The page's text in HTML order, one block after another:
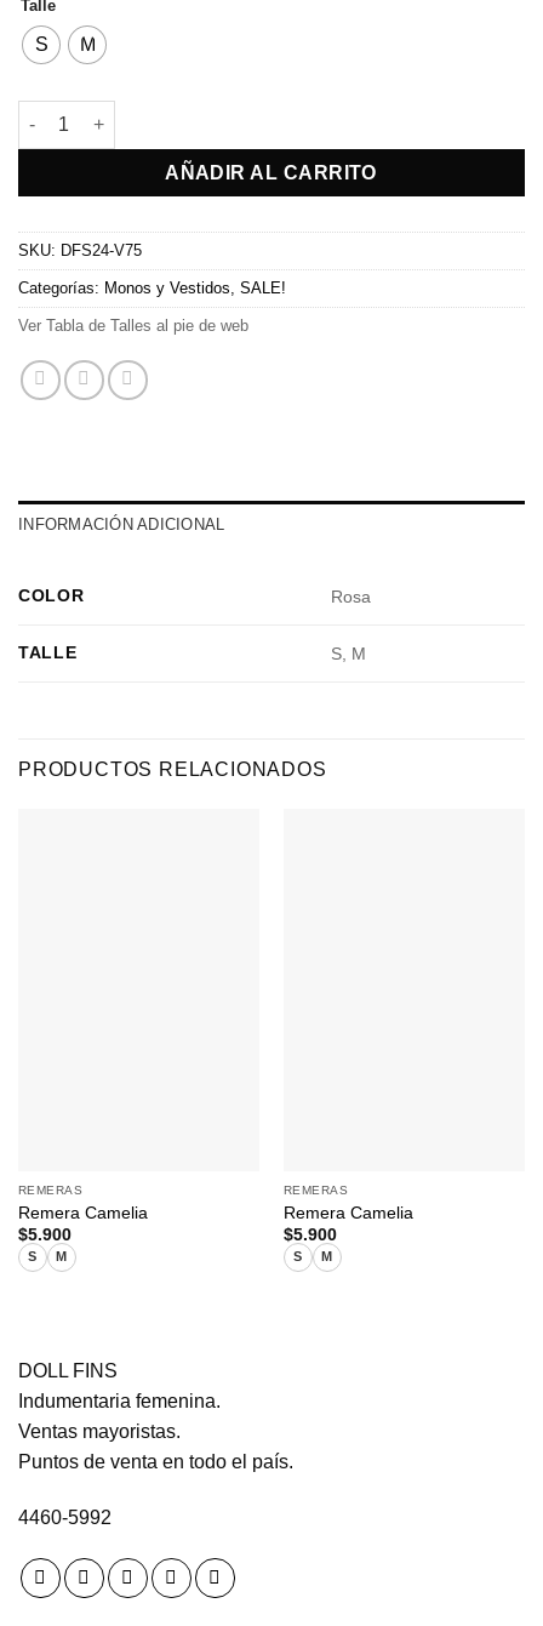
Talle
S M
Vestido Paloma cantidad
AÑADIR AL CARRITO
SKU: DFS24-V75
Categorías: Monos y Vestidos SALE!
Ver Tabla de Talles al pie de web
INFORMACIÓN ADICIONAL
COLOR Rosa
TALLE S, M
PRODUCTOS RELACIONADOS
REMERAS
Remera Camelia
$5.900
S M
REMERAS
Remera Camelia
$5.900
S M
DOLL FINS
Indumentaria femenina.
Ventas mayoristas.
Puntos de venta en todo el país.
4460-5992